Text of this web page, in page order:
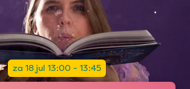
za 18 jul 13:00 - 13:45